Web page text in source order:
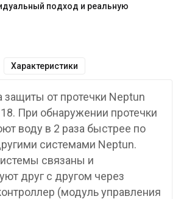
подход и реальную
Характеристики
защиты от протечки Neptun
При обнаружении протечки
воду в 2 раза быстрее по
системами Neptun.
связаны и
друг с другом через
(модуль управления